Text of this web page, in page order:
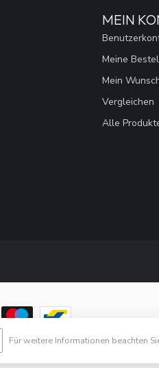
MEIN
Meine
Mein
Vergleichen
Alle
Für weitere Informationen beachten